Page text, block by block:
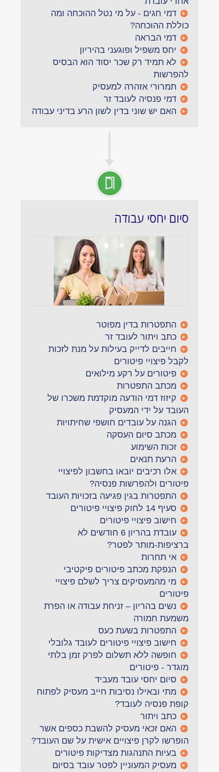
דמי חגים - על מי נטל ההוכחה ומה
כוללת ההוכחה?
דמי הבראה
יחס משפיל ופוגעני בהיריון
לא תמיד רק שכר יסוד הוא הבסיס
להפרשות
תמרורי אזהרה למעסיק
דמי פנסיה לעובד זר
האם יש שוני בדין לשון הרע בדיני עבודה
סיום יחסי עבודה
התפטרות בדין מפוטר
כתב ויתור לעובד זר
חייבים לדייק בעילות על מנת לזכות
לקבל פיצויי פיטורים
פיטורים על רקע מילואים
מכתב התפטרות
קיזוז דמי הודעה מוקדמת משכרו של
העובד על ידי המעסיק
הגנה על עובדים חושפי שחיתויות
מכתב סיום העסקה
זכות השימוע
הרעת תנאים
אלו רכיבים יובאו בחשבון לפיצויי
פיטורים ולהפרשות פנסיה?
התפטרות בגין פגיעה בזכויות העובד
סעיף 14 לחוק פיצויי פיטורים
חישוב פיצויי פיטורים
עובדת בהריון 6 חודשים לא
ברציפות-מותר לפטר?
אי תחרות
הנפקת מכתב פיטורים פיקטיבי
מי מהמעסיקים צריך לשלם פיצויי
פיטורים
נשים בהריון – זניחת עבודה או הפרת
משמעת חמורה
התפטרות בשעת כעס
חישוב פיצויי פיטורים לעובד גלובלי
חופשה ללא תשלום לפרק זמן בלתי
מוגדר - פיטורים
סיום יחסי עובד מעביד
מתי ובאילו נסיבות חייב מעסיק לפתוח
קופת פנסיה לעובד?
כתב ויתור
האם זכאי מעסיק להשבת כספים אשר
הופרשו לקרן פיצויים אישית על שם העובד?
בעיות התנהגות מצדיקות פיטורים
מעסיק המעוניין לפטר עובד בסיום